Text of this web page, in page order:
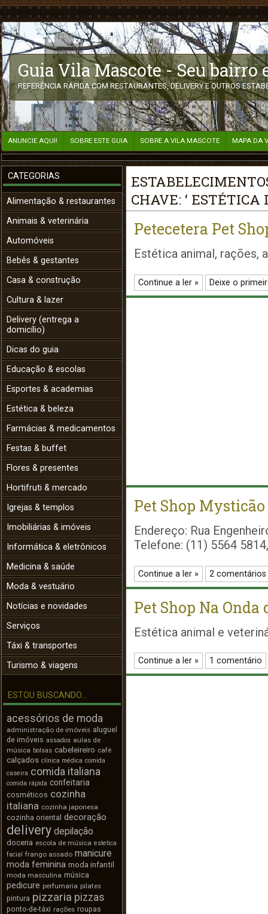
Guia Vila Mascote - Seu bairro
REFERÊNCIA RÁPIDA COM RESTAURANTES, DELIVERY E OUTROS
ANUNCIE AQUI! SOBRE ESTE GUIA SOBRE A VILA MASCOTE MAPA DA
CATEGORIAS
Alimentação & restaurantes
Animais & veterinária
Automóveis
Bebês & gestantes
Casa & construção
Cultura & lazer
Delivery (entrega a
domicílio)
Dicas do guia
Educação & escolas
Esportes & academias
Estética & beleza
Farmácias & medicamentos
Festas & buffet
Flores & presentes
Hortifruti & mercado
Igrejas & templos
Imobiliárias & imóveis
Informática & eletrônicos
Medicina & saúde
Moda & vestuário
Notícias e novidades
Serviços
Táxi & transportes
Turismo & viagens
ESTOU BUSCANDO...
acessórios de moda
administração de imóveis aluguel
de imóveis assados aulas de
música bolsas cabeleireiro café
calçados clínica médica comida
caseira comida italiana
comida rápida confeitaria
cosméticos cozinha
italiana cozinha japonesa
cozinha oriental decoração
delivery depilação
doceria escola de música estetica
facial frango assado manicure
moda feminina moda infantil
moda masculina música
pedicure perfumaria pilates
pintura pizzaria pizzas
ponto-de-táxi rações roupas
CHAVE: ‘ ESTÉTICA
Petecetera Pet
Estética animal, rações,
Continue a ler » Deixe o
Pet Shop Mysticão
Endereço: Rua
Telefone: (11) 5564
Continue a ler » 2 comentários
Pet Shop Na Onda
Estética animal e
Continue a ler » 1 comentário